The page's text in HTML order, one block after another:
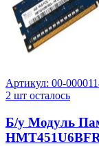
Артикул: 00-
2 шт осталось
Б/у Модуль